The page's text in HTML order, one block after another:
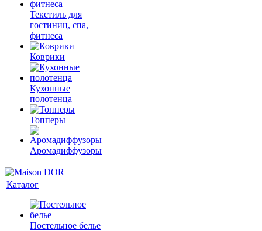
Текстиль для
гостиниц, спа,
фитнеса
Коврики
Кухонные
полотенца
Топперы
Аромадиффузоры
Каталог
Постельное белье